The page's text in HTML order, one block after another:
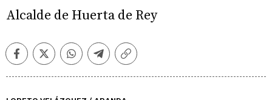
Alcalde de Huerta de Rey
FacebookTwitterWhatsappTelegramCopiar